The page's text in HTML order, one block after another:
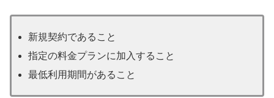
新規契約であること
指定の料金プランに加入すること
最低利用期間があること